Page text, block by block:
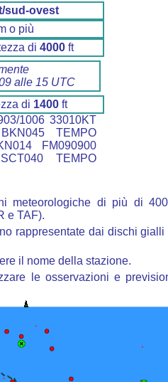
sud-ovest
o più
di 4000ft
alle 15 UTC
di 1400ft
1006 33010KT
TEMPO
FM090900
TEMPO
meteorologiche di più di
e TAF).
rappresentate dai dischi gialli
il nome della stazione.
le osservazioni e